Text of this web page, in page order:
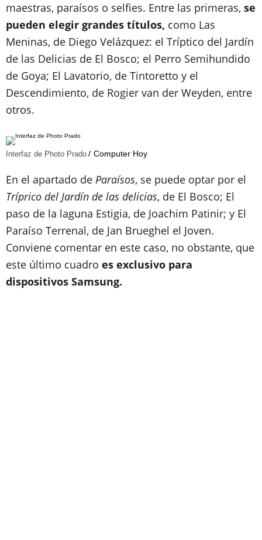
maestras, paraísos o selfies. Entre las primeras, se
pueden elegir grandes títulos, como Las
Meninas, de Diego Velázquez: el Tríptico del Jardín
de las Delicias de El Bosco; el Perro Semihundido
de Goya; El Lavatorio, de Tintoretto y el
Descendimiento, de Rogier van der Weyden, entre
otros.
Interfaz de Photo Prado Computer Hoy
En el apartado de Paraísos, se puede optar por el
Tríprico del Jardín de las delicias, de El Bosco; El
paso de la laguna Estigia, de Joachim Patinir; y El
Paraíso Terrenal, de Jan Brueghel el Joven.
Conviene comentar en este caso, no obstante, que
este último cuadro es exclusivo para
dispositivos Samsung.